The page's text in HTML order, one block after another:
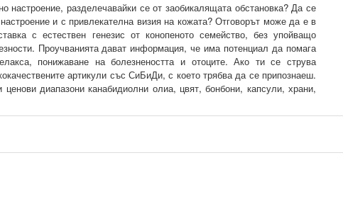
разделечавайки се от заобикалящата обстановка? Да се
и с привлекателна визия на кожата? Отговорът може да е в
с естествен генезис от конопеното семейство, без упойващо
Проучванията дават информация, че има потенциал да помага
понижаване на болезнеността и отоците. Ако ти се струва
артикули със СиБиДи, с което трябва да се припознаеш.
диапазони канабидиолни олиа, цвят, бонбони, капсули, храни,